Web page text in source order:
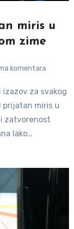
miris u
zime
komentara
prijatan miris u
zatvorenost
lako…